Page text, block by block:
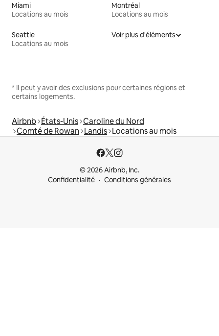
Miami
Locations au mois
Montréal
Locations au mois
Seattle
Locations au mois
Voir plus d'éléments
* Il peut y avoir des exclusions pour certaines régions et
certains logements.
Airbnb États-Unis Caroline du Nord
Comté de Rowan Landis Locations au mois
© 2026 Airbnb, Inc.
Confidentialité
Conditions générales